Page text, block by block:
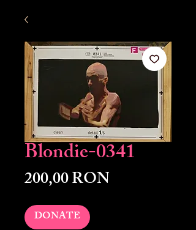
Blondie-0341
200,00 RONPreț
DONATE